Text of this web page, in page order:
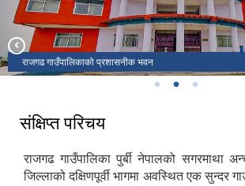
राजगढ गाउँपालिका हुँदै बगेको नहर
राजगढ गाउँपालिकाको प्रशासनीक भवन
रामजानकी मन्दिर तथा शनी मन्दिर
संक्षिप्त परिचय
राजगढ गाउँपालिका पुर्बी नेपालको सगरमाथा
जिल्लाको दक्षिणपूर्वी भागमा अवस्थित एक सुन्दर